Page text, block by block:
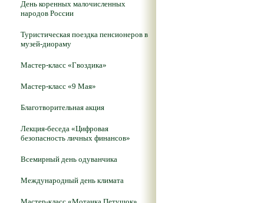
День коренных малочисленных
народов России
Туристическая поездка пенсионеров в
музей-диораму
Мастер-класс «Гвоздика»
Мастер-класс «9 Мая»
Благотворительная акция
Лекция-беседа «Цифровая
безопасность личных финансов»
Всемирный день одуванчика
Международный день климата